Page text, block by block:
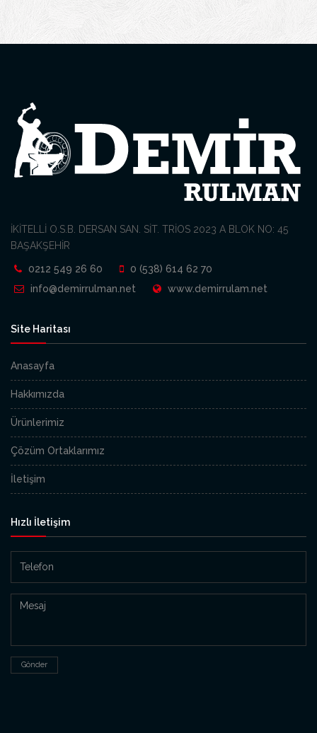
İKİTELLİ O.S.B. DERSAN SAN. SİT. TRİOS 2023 A BLOK NO: 45
BAŞAKŞEHİR
0212 549 26 60
0 (538) 614 62 70
info@demirrulman.net
www.demirrulam.net
Site Haritası
Anasayfa
Hakkımızda
Ürünlerimiz
Çözüm Ortaklarımız
İletişim
Hızlı İletişim
Gönder